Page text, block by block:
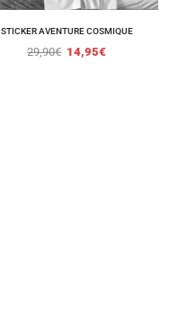
STICKER AVENTURE COSMIQUE
29,90€ 14,95€